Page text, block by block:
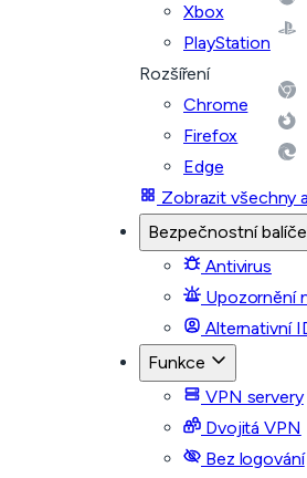
Xbox
PlayStation
Rozšíření
Chrome
Firefox
Edge
Zobrazit všechny
Bezpečnostní
Antivirus
Upozornění
Alternativní
Funkce
VPN servery
Dvojitá VPN
Bez logování